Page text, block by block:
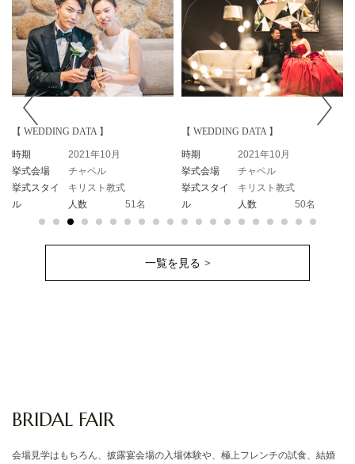
名
【 WEDDING DATA 】
時期
2021年10月
挙式会場
挙式スタイ
キリスト教式
人数
50名
【 WEDDING DATA 】
時期
2021年7月
挙式会場
挙式スタイ
人前式
人数
一覧を見る >
BRIDAL FAIR
会場見学はもちろん、披露宴会場の入場体験や、極上フレンチの試食、結婚